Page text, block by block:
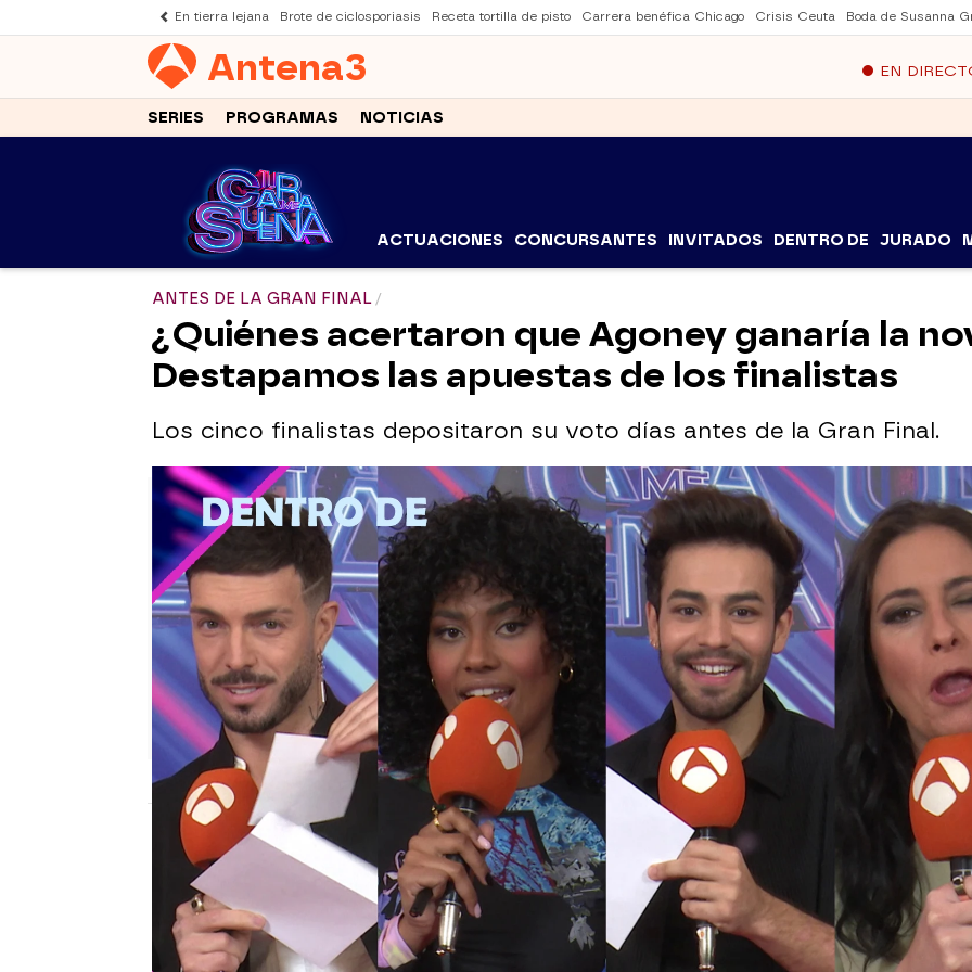
En tierra lejana Brote de ciclosporiasis Receta tortilla de pisto Carrera benéfica Chicago Crisis Ceuta Boda de Susanna
Antena3 EN
SERIES PROGRAMAS NOTICIAS
ACTUACIONES CONCURSANTES INVITADOS DENTRO DE JURADO
ANTES DE LA GRAN FINAL
¿Quiénes acertaron que Agoney ganaría la
Destapamos las apuestas de los finalistas
Los cinco finalistas depositaron su voto días antes de la Gran Final.
Oihane Irureta Jauregi
Madrid
Publicado: 07 de marzo de 2022, 17:09
Whatsapp
La Gran Final de Tu cara me suena' no dejó indiferente a nadie
y cerró una de las ediciones con más nivel con la
victoria de